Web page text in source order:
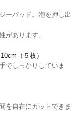
ーパッド。泡を押し出
があります。
（５枚）
でしっかりしていま
を自在にカットできま